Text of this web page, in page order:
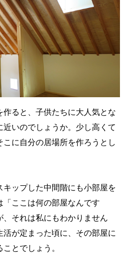
作ると、子供たちに大人気とな
近いのでしょうか。少し高くて
に自分の居場所を作ろうとし
ップした中間階にも小部屋を
ここは何の部屋なんです
それは私にもわかりません
が定まった頃に、その部屋に
とでしょう。